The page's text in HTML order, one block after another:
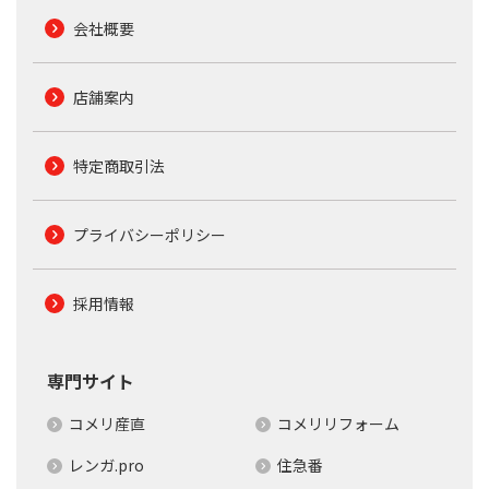
会社概要
店舗案内
特定商取引法
プライバシーポリシー
採用情報
専門サイト
コメリ産直
コメリリフォーム
レンガ.pro
住急番